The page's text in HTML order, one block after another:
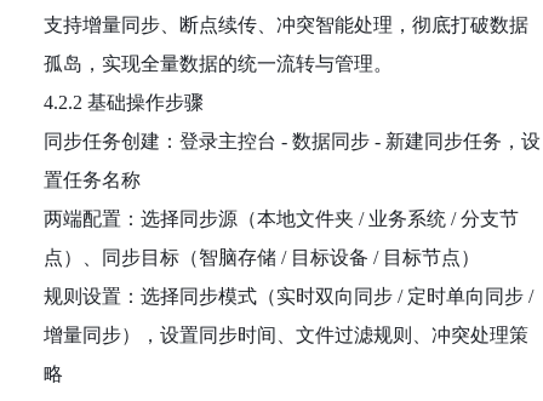
支持增量同步、断点续传、冲突智能处理，彻底打破数据
孤岛，实现全量数据的统一流转与管理。
4.2.2 基础操作步骤
同步任务创建：登录主控台 - 数据同步 - 新建同步任务，设
置任务名称
两端配置：选择同步源（本地文件夹 / 业务系统 / 分支节
点）、同步目标（智脑存储 / 目标设备 / 目标节点）
规则设置：选择同步模式（实时双向同步 / 定时单向同步 /
增量同步），设置同步时间、文件过滤规则、冲突处理策
略